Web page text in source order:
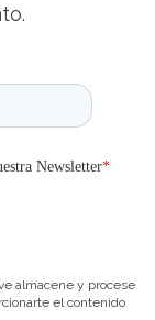
almacene y procese
el contenido